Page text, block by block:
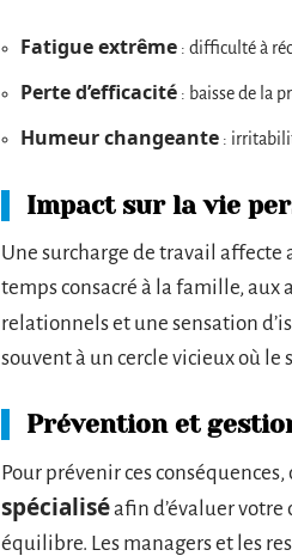
Fatigue extrême : difficulté à
Perte d’efficacité : baisse de la
Humeur changeante :
Impact sur la vie
Une surcharge de travail affecte
temps consacré à la famille,
relationnels et une sensation
souvent à un cercle vicieux où le
Prévention et
Pour prévenir ces
spécialiséafin d’évaluer
équilibre. Les managers et les